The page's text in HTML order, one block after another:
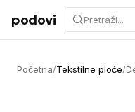
Preskoči na sadržaj
podovi
Početna/Tekstilne ploče/